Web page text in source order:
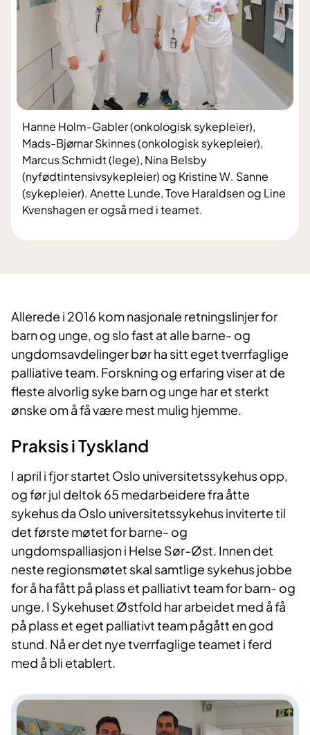
Hanne Holm-Gabler (onkologisk sykepleier),
Mads-Bjørnar Skinnes (onkologisk sykepleier),
Marcus Schmidt (lege), Nina Belsby
(nyfødtintensivsykepleier) og Kristine W. Sanne
(sykepleier). Anette Lunde, Tove Haraldsen og Line
Kvenshagen er også med i teamet.
​Allerede i 2016 kom nasjonale retningslinjer for
barn og unge, og slo fast at alle barne- og
ungdomsavdelinger bør ha sitt eget tverrfaglige
palliative team. Forskning og erfaring viser at de
fleste alvorlig syke barn og unge har et sterkt
ønske om å få være mest mulig hjemme.
Praksis i Tyskland
I april i fjor startet Oslo universitetssykehus opp,
og før jul deltok 65 medarbeidere fra åtte
sykehus da Oslo universitetssykehus inviterte til
det første møtet for barne- og
ungdomspalliasjon i Helse Sør-Øst. Innen det
neste regionsmøtet skal samtlige sykehus jobbe
for å ha fått på plass et palliativt team for barn- og
unge. I Sykehuset Østfold har arbeidet med å få
på plass et eget palliativt team pågått en god
stund. Nå er det nye tverrfaglige teamet i ferd
med å bli etablert.